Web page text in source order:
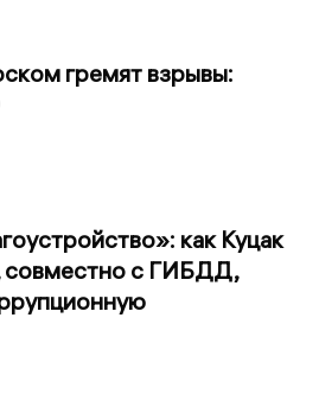
гремят взрывы:
как Куцак
совместно с ГИБДД,